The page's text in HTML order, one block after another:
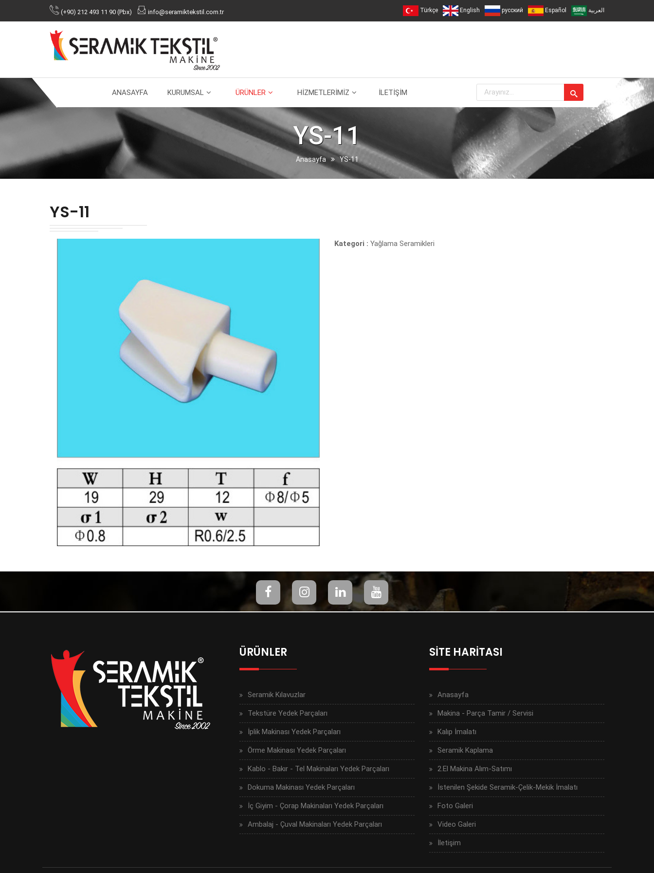
(+90) 212 493 11 90 (Pbx) info@seramiktekstil.com.tr Türkçe English русский Español العربية
ANASAYFA KURUMSAL ÜRÜNLER HİZMETLERİMİZ İLETİŞİM
YS-11
Anasayfa YS-11
YS-11
Kategori : Yağlama Seramikleri
ÜRÜNLER
Seramik Kılavuzlar
Tekstüre Yedek Parçaları
İplik Makinası Yedek Parçaları
Örme Makinası Yedek Parçaları
Kablo - Bakır - Tel Makinaları Yedek Parçaları
Dokuma Makinası Yedek Parçaları
İç Giyim - Çorap Makinaları Yedek Parçaları
Ambalaj - Çuval Makinaları Yedek Parçaları
SİTE HARİTASI
Anasayfa
Makina - Parça Tamir / Servisi
Kalıp İmalatı
Seramik Kaplama
2.El Makina Alım-Satımı
İstenilen Şekide Seramik-Çelik-Mekik İmalatı
Foto Galeri
Video Galeri
İletişim